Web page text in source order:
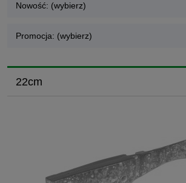
Nowość: (wybierz)
Promocja: (wybierz)
22cm